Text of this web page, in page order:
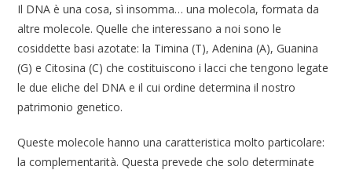
Il DNA è una cosa, sì insomma… una molecola, formata da
altre molecole. Quelle che interessano a noi sono le
cosiddette basi azotate: la Timina (T), Adenina (A), Guanina
(G) e Citosina (C) che costituiscono i lacci che tengono legate
le due eliche del DNA e il cui ordine determina il nostro
patrimonio genetico.
Queste molecole hanno una caratteristica molto particolare:
la complementarità. Questa prevede che solo determinate